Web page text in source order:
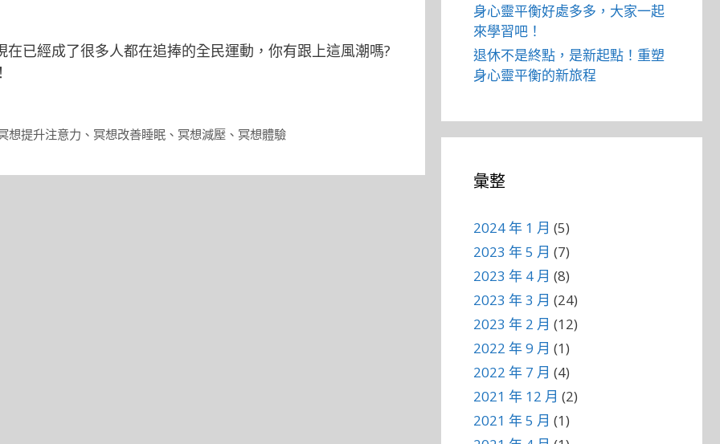
已經成了很多人都在追捧的全民運動，你有跟上這風潮嗎?
想提升注意力 、 冥想改善睡眠 、 冥想減壓 、 冥想體驗
身心靈平衡好處多多，大家一起
來學習吧！
退休不是終點，是新起點！重塑
身心靈平衡的新旅程
彙整
2024 年 1 月 (5)
2023 年 5 月 (7)
2023 年 4 月 (8)
2023 年 3 月 (24)
2023 年 2 月 (12)
2022 年 9 月 (1)
2022 年 7 月 (4)
2021 年 12 月 (2)
2021 年 5 月 (1)